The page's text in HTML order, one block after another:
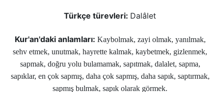
Seferberliği
Kökler
Türkçe türevleri: Dalâlet
Kur'an'daki anlamları: Kaybolmak, zayi olmak, yanılmak,
sehv etmek, unutmak, hayrette kalmak, kaybetmek, gizlenmek,
sapmak, doğru yolu bulamamak, sapıtmak, dalalet, sapma,
sapıklar, en çok sapmış, daha çok sapmış, daha sapık, saptırmak,
sapmış bulmak, sapık olarak görmek.